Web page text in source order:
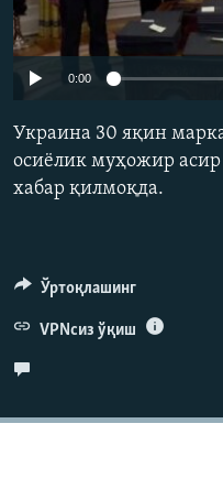
0:00
Украина 30 яқин
осиёлик муҳожир
хабар қилмоқда.
Ўртоқлашинг
VPNсиз ўқиш